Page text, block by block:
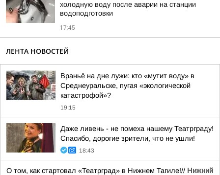
холодную воду после аварии на станции
водоподготовки
17:45
ЛЕНТА НОВОСТЕЙ
Враньё на дне лужи: кто «мутит воду» в
Среднеуральске, пугая «экологической
катастрофой»?
19:15
Даже ливень - не помеха нашему Театрграду!
Спасибо, дорогие зрители, что не ушли!
18:43
О том, как стартовал «Театрград» в Нижнем Тагиле!// Нижний